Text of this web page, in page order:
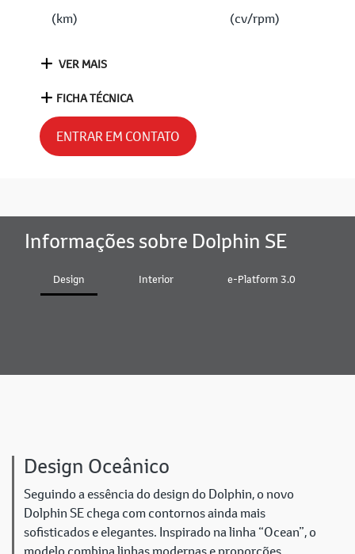
(km) (cv/rpm)
VER MAIS
FICHA TÉCNICA
ENTRAR EM CONTATO
Informações sobre Dolphin SE
Design Interior e-Platform 3.0
Design Oceânico
Seguindo a essência do design do Dolphin, o novo
Dolphin SE chega com contornos ainda mais
sofisticados e elegantes. Inspirado na linha “Ocean”, o
modelo combina linhas modernas e proporções